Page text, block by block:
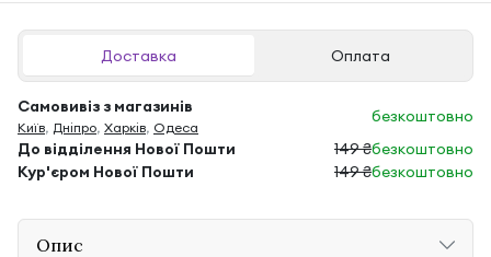
Доставка Оплата
Самовивіз з магазинів
Київ, Дніпро, Харків, Одеса
безкоштовно
До відділення Нової Пошти
149 ₴безкоштовно
Кур'єром Нової Пошти
149 ₴безкоштовно
Опис